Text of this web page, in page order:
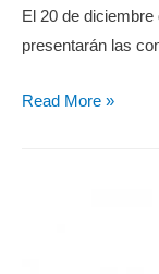
El 20 de
presentarán las
Read More »